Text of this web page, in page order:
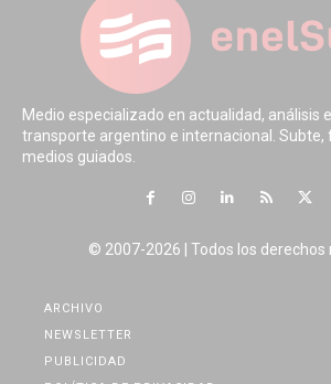
Medio especializado en actualidad, análisis
transporte argentino e internacional. Subte,
medios guiados.
© 2007-2026 | Todos los derechos
ARCHIVO
NEWSLETTER
PUBLICIDAD